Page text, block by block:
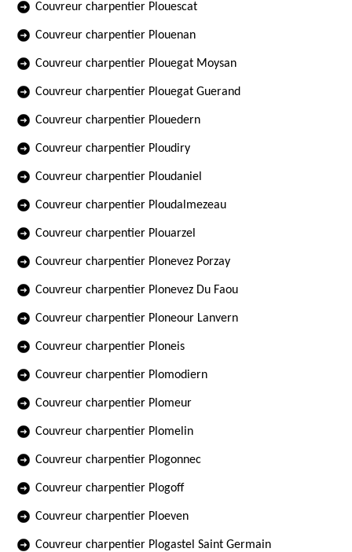
Couvreur charpentier Plouescat
Couvreur charpentier Plouenan
Couvreur charpentier Plouegat Moysan
Couvreur charpentier Plouegat Guerand
Couvreur charpentier Plouedern
Couvreur charpentier Ploudiry
Couvreur charpentier Ploudaniel
Couvreur charpentier Ploudalmezeau
Couvreur charpentier Plouarzel
Couvreur charpentier Plonevez Porzay
Couvreur charpentier Plonevez Du Faou
Couvreur charpentier Ploneour Lanvern
Couvreur charpentier Ploneis
Couvreur charpentier Plomodiern
Couvreur charpentier Plomeur
Couvreur charpentier Plomelin
Couvreur charpentier Plogonnec
Couvreur charpentier Plogoff
Couvreur charpentier Ploeven
Couvreur charpentier Plogastel Saint Germain